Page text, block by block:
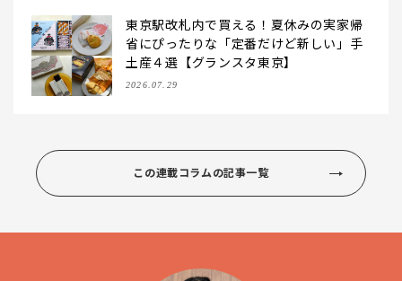
東京駅改札内で買える！夏休みの実家帰
省にぴったりな「定番だけど新しい」手
土産４選【グランスタ東京】
2026.07.29
この連載コラムの記事一覧